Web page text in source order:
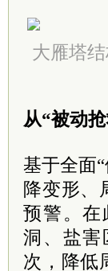
大雁塔
从“被动
基于全面
降变形、
预警。在
洞、盐害
次，降低